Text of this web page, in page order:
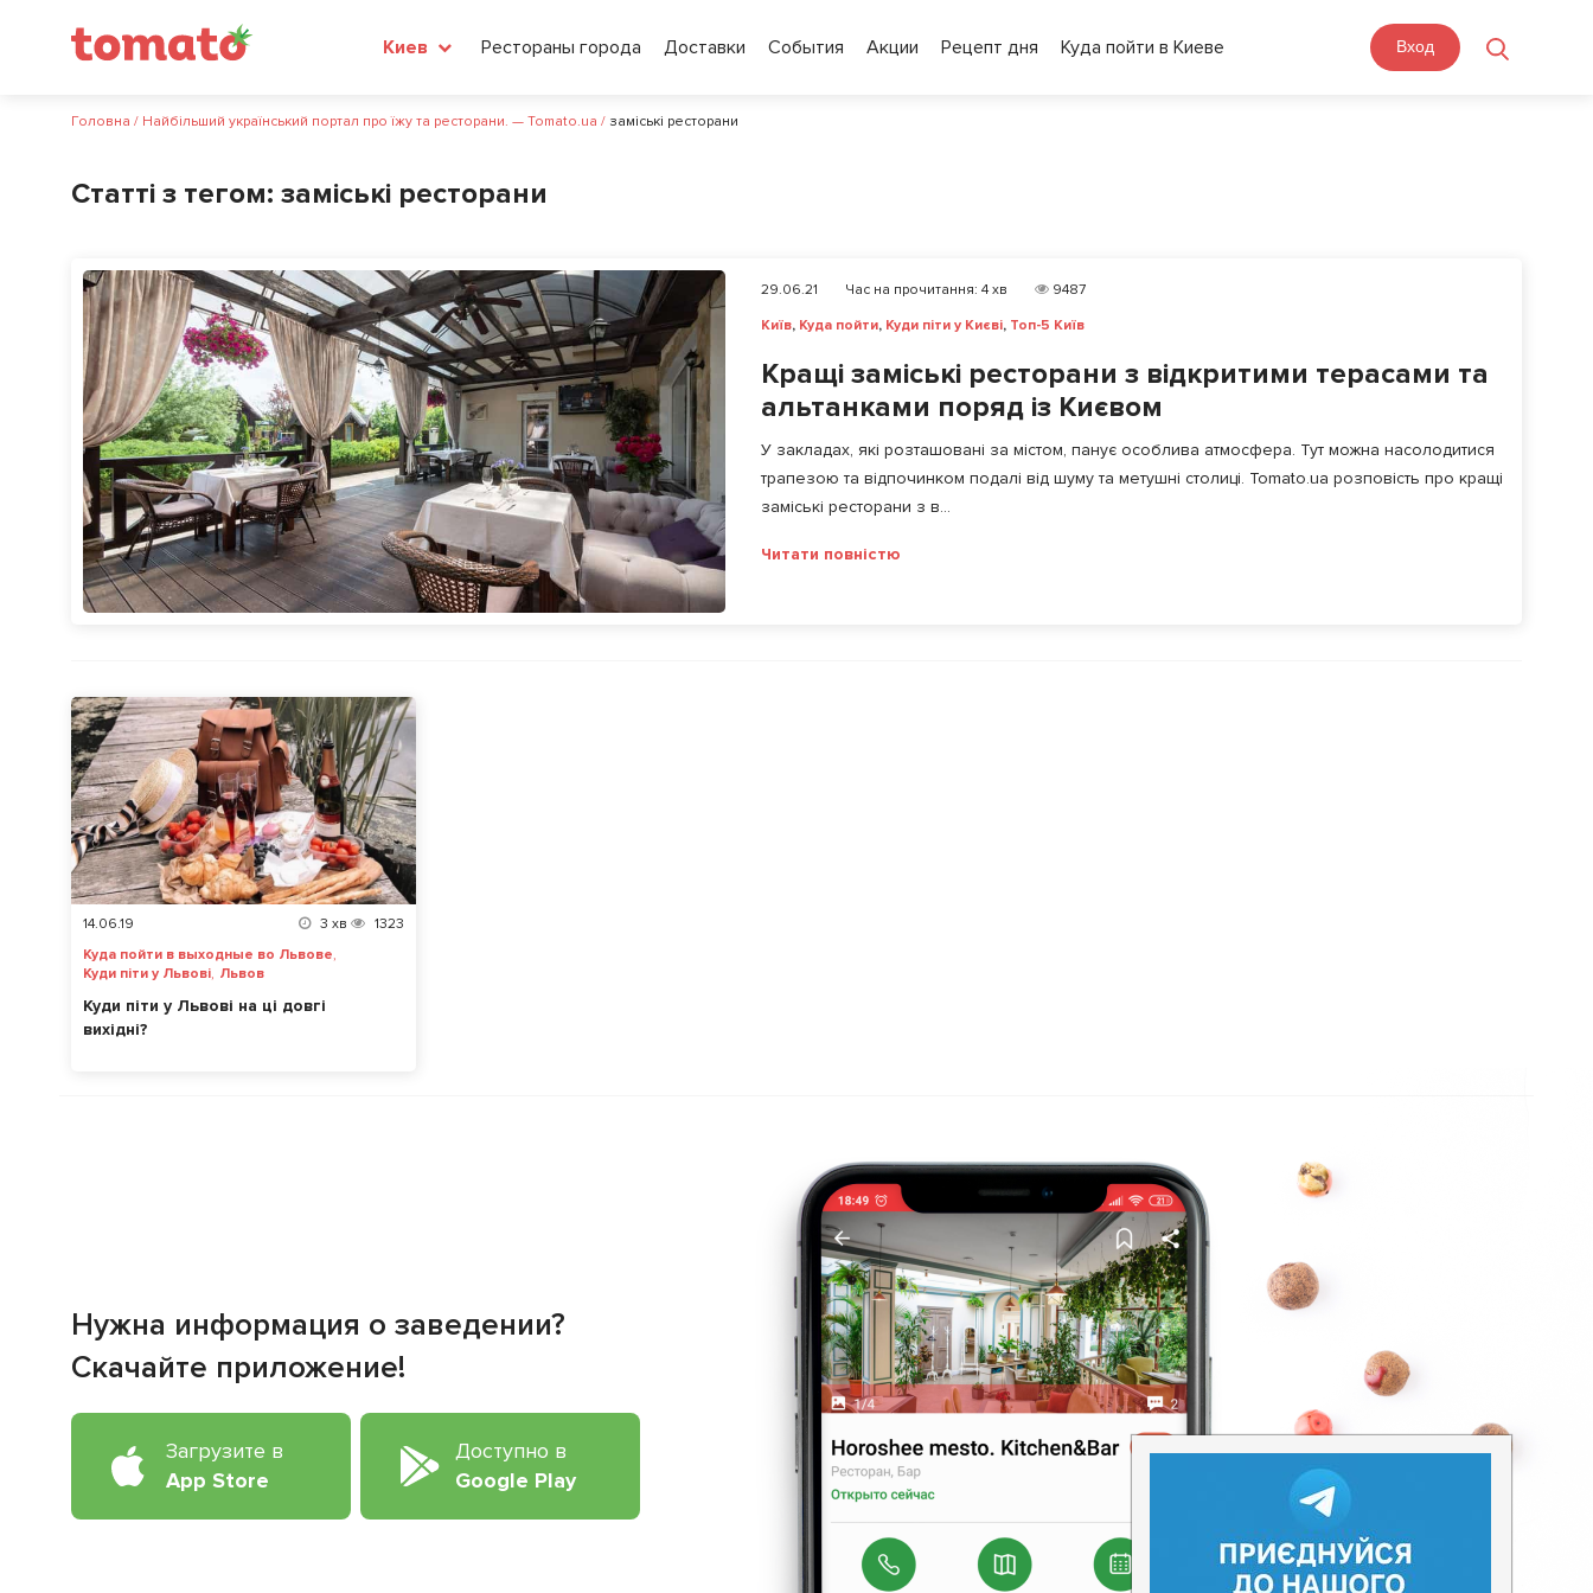
Киев Рестораны города Доставки События Акции Рецепт дня Куда пойти в Киеве Вход
Головна / Найбільший український портал про їжу та ресторани. — Tomato.ua / заміські ресторани
Статті з тегом: заміські ресторани
29.06.21 Час на прочитання: 4 хв
9487
Київ, Куда пойти, Куди піти у Києві, Топ-5 Київ
Кращі заміські ресторани з відкритими терасами та
альтанками поряд із Києвом
У закладах, які розташовані за містом, панує особлива атмосфера. Тут можна насолодитися
трапезою та відпочинком подалі від шуму та метушні столиці. Tomato.ua розповість про кращі
заміські ресторани з в...
Читати повністю
14.06.19 3 хв
1323
Куда пойти в выходные во Львове,
Куди піти у Львові, Львов
Куди піти у Львові на ці довгі
вихідні?
Нужна информация о заведении?
Скачайте приложение!
Загрузите в
App Store
Доступно в
Google Play